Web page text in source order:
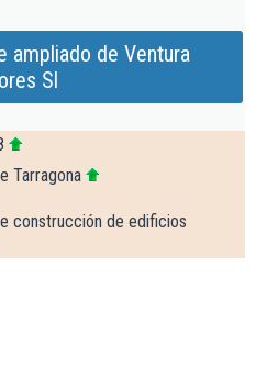
ampliado de Ventura
Sl
Tarragona
construcción de edificios